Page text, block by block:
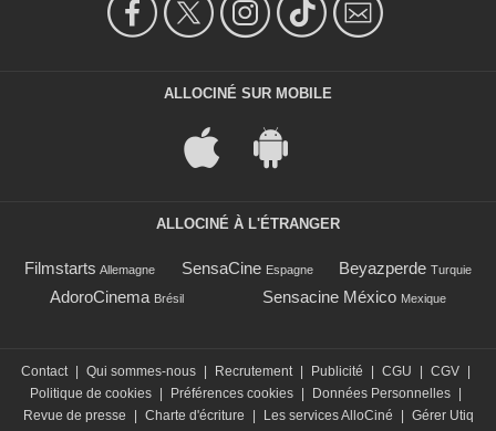
ALLOCINÉ SUR MOBILE
ALLOCINÉ À L'ÉTRANGER
Filmstarts Allemagne SensaCine Espagne Beyazperde Turquie
AdoroCinema Brésil Sensacine México Mexique
Contact | Qui sommes-nous | Recrutement | Publicité | CGU | CGV |
Politique de cookies | Préférences cookies | Données Personnelles |
Revue de presse
| Charte d'écriture | Les services AlloCiné | Gérer Utiq